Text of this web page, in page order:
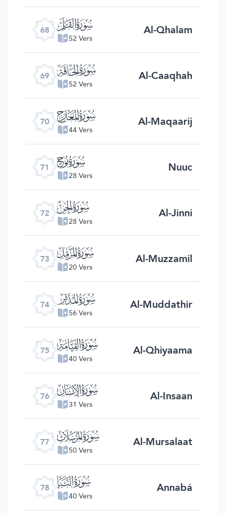
68 ﯱ
52 Vers Al-Qhalam
69 ﯲ
52 Vers Al-Caaqhah
70 ﯳ
44 Vers Al-Maqaarij
71 ﯴ
28 Vers Nuuc
72 ﯵ
28 Vers Al-Jinni
73 ﯶ
20 Vers Al-Muzzamil
74 ﯷ
56 Vers Al-Muddathir
75 ﯸ
40 Vers Al-Qhiyaama
76 ﯹ
31 Vers Al-Insaan
77 ﯺ
50 Vers Al-Mursalaat
78 ﯻ
40 Vers Annabá